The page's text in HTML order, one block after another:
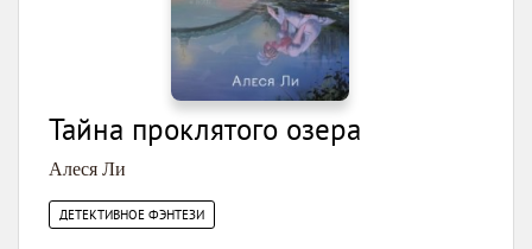
Тайна проклятого озера
Алеся Ли
ДЕТЕКТИВНОЕ ФЭНТЕЗИ